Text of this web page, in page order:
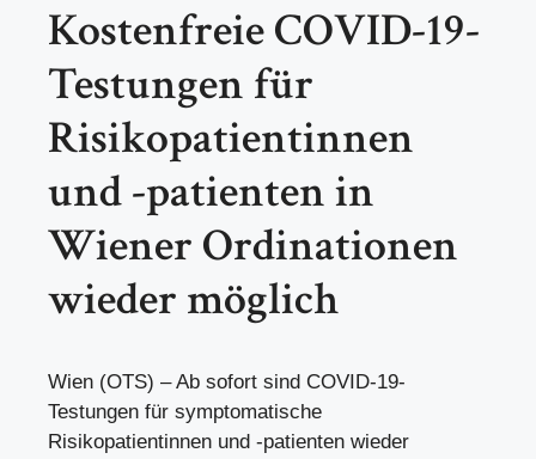
Kostenfreie COVID-19-
Testungen für
Risikopatientinnen
und -patienten in
Wiener Ordinationen
wieder möglich
Wien (OTS) – Ab sofort sind COVID-19-
Testungen für symptomatische
Risikopatientinnen und -patienten wieder